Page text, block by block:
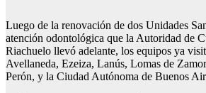
Luego de la renovación de dos Unidades
atención odontológica que la Autoridad de
Riachuelo llevó adelante, los equipos ya
Avellaneda, Ezeiza, Lanús, Lomas de
Perón, y la Ciudad Autónoma de Buenos